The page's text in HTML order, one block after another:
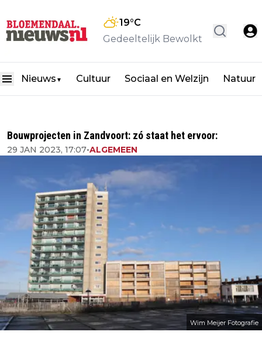
19°C
Gedeeltelijk Bewolkt
Nieuws ▼ Cultuur Sociaal en Welzijn Natuur
Bouwprojecten in Zandvoort: zó staat het ervoor:
29 JAN 2023, 17:07•ALGEMEEN
Wim Meijer Fotografie